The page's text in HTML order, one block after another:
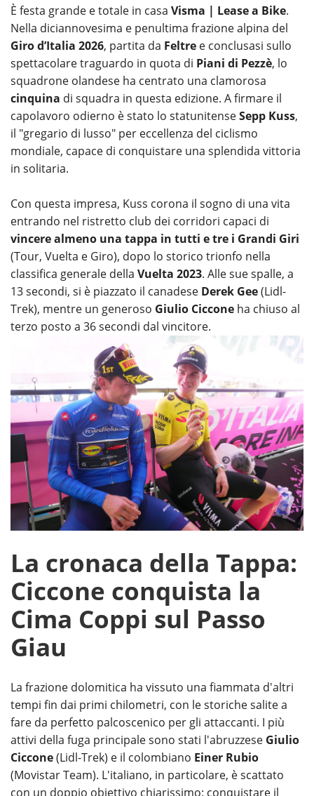
È festa grande e totale in casa Visma | Lease a Bike.
Nella diciannovesima e penultima frazione alpina del
Giro d’Italia 2026, partita da Feltre e conclusasi sullo
spettacolare traguardo in quota di Piani di Pezzè, lo
squadrone olandese ha centrato una clamorosa
cinquina di squadra in questa edizione. A firmare il
capolavoro odierno è stato lo statunitenseSepp Kuss,
il "gregario di lusso" per eccellenza del ciclismo
mondiale, capace di conquistare una splendida vittoria
in solitaria.
Con questa impresa, Kuss corona il sogno di una vita
entrando nel ristretto club dei corridori capaci di
vincere almeno una tappa in tutti e tre i Grandi Giri
(Tour, Vuelta e Giro), dopo lo storico trionfo nella
classifica generale della Vuelta 2023. Alle sue spalle, a
13 secondi, si è piazzato il canadese Derek Gee(Lidl-
Trek), mentre un generoso Giulio Ciccone ha chiuso al
terzo posto a 36 secondi dal vincitore.
La cronaca della Tappa:
Ciccone conquista la
Cima Coppi sul Passo
Giau
La frazione dolomitica ha vissuto una fiammata d'altri
tempi fin dai primi chilometri, con le storiche salite a
fare da perfetto palcoscenico per gli attaccanti. I più
attivi della fuga principale sono stati l'abruzzese Giulio
Ciccone(Lidl-Trek) e il colombiano Einer Rubio
(Movistar Team). L'italiano, in particolare, è scattato
con un doppio obiettivo chiarissimo: conquistare il